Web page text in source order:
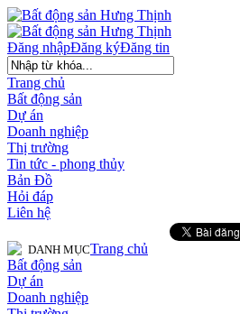
Đăng ký
Đăng nhập Đăng tin
Trang chủ
Bất động sản
Dự án
Doanh nghiệp
Thị trường
Tin tức - phong thủy
Bản Đồ
Hỏi đáp
Liên hệ
DANH MỤCTrang chủ
Bất động sản
Dự án
Doanh nghiệp